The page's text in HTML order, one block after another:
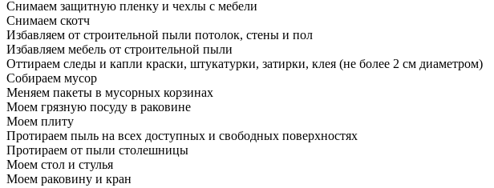
Снимаем защитную пленку и чехлы с мебели
Снимаем скотч
Избавляем от строительной пыли потолок, стены и пол
Избавляем мебель от строительной пыли
Оттираем следы и капли краски, штукатурки, затирки, клея (не более 2 см диаметром)
Собираем мусор
Меняем пакеты в мусорных корзинах
Моем грязную посуду в раковине
Моем плиту
Протираем пыль на всех доступных и свободных поверхностях
Протираем от пыли столешницы
Моем стол и стулья
Моем раковину и кран